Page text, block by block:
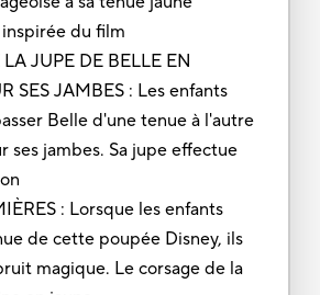
du film
JUPE DE BELLE EN
SES JAMBES : Les enfants
Belle d'une tenue à l'autre
ses jambes. Sa jupe effectue
: Lorsque les enfants
de cette poupée Disney, ils
magique. Le corsage de la